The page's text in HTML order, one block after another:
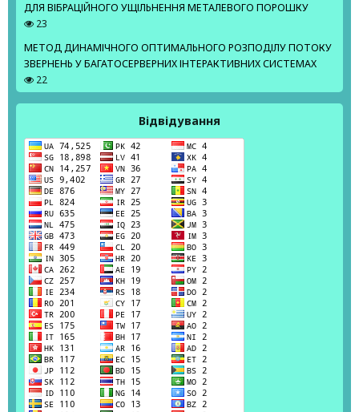
ДЛЯ ВІБРАЦІЙНОГО УЩІЛЬНЕННЯ МЕТАЛЕВОГО ПОРОШКУ
23
МЕТОД ДИНАМІЧНОГО ОПТИМАЛЬНОГО РОЗПОДІЛУ ПОТОКУ
ЗВЕРНЕНЬ У БАГАТОСЕРВЕРНИХ ІНТЕРАКТИВНИХ СИСТЕМАХ
22
Відвідування